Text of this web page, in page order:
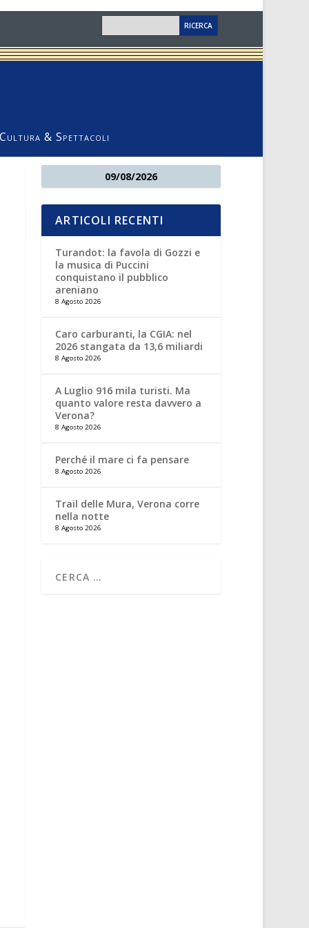
Cultura & Spettacoli
09/08/2026
ARTICOLI RECENTI
Turandot: la favola di Gozzi e
la musica di Puccini
conquistano il pubblico
areniano
8 Agosto 2026
Caro carburanti, la CGIA: nel
2026 stangata da 13,6 miliardi
8 Agosto 2026
A Luglio 916 mila turisti. Ma
quanto valore resta davvero a
Verona?
8 Agosto 2026
Perché il mare ci fa pensare
8 Agosto 2026
Trail delle Mura, Verona corre
nella notte
8 Agosto 2026